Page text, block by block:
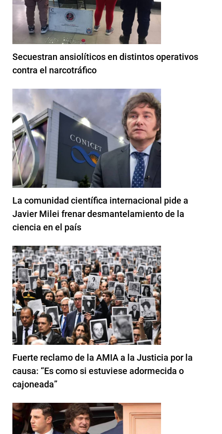
Secuestran ansiolíticos en distintos operativos
contra el narcotráfico
La comunidad científica internacional pide a
Javier Milei frenar desmantelamiento de la
ciencia en el país
Fuerte reclamo de la AMIA a la Justicia por la
causa: “Es como si estuviese adormecida o
cajoneada”